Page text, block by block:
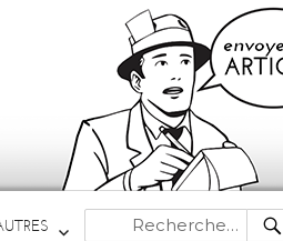
Recherche